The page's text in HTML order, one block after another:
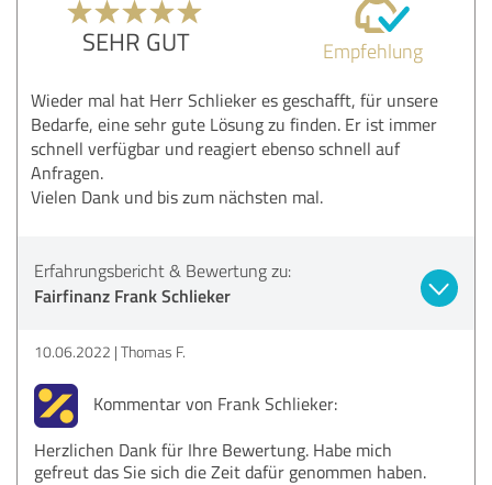
SEHR GUT Empfehlung
Wieder mal hat Herr Schlieker es geschafft, für unsere
Bedarfe, eine sehr gute Lösung zu finden. Er ist immer
schnell verfügbar und reagiert ebenso schnell auf
Anfragen.
Vielen Dank und bis zum nächsten mal.
Erfahrungsbericht & Bewertung zu:
Fairfinanz Frank Schlieker
10.06.2022 Thomas F.
Kommentar von Frank Schlieker:
Herzlichen Dank für Ihre Bewertung. Habe mich
gefreut das Sie sich die Zeit dafür genommen haben.